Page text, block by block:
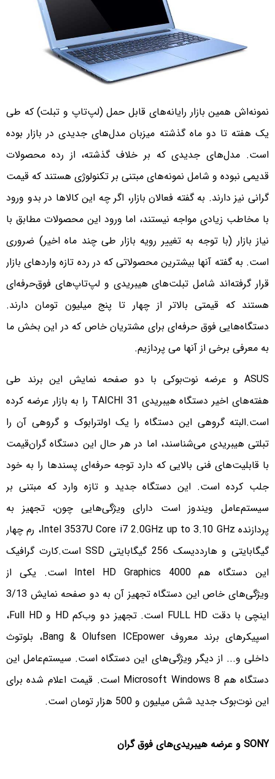
نمونه‌اش همین بازار رایانه‌های قابل حمل (لپ‌تاپ و تبلت) که طی
یک هفته تا دو ماه گذشته میزبان مدل‌های جدیدی در بازار بوده
است. مدل‌های جدیدی که بر خلاف گذشته، از رده محصولات
قدیمی نبوده و شامل نمونه‌های مبتنی بر تکنولوژی هستند که قیمت
گرانی نیز دارند. به گفته فعالان بازار، اگر چه این کالاها در بدو ورود
با مخاطب زیادی مواجه نیستند، اما ورود این محصولات مطابق با
نیاز بازار (با توجه به تغییر رویه بازار طی چند ماه اخیر) ضروری
است. به گفته آنها بیشترین محصولاتی که در رده تازه واردهای بازار
قرار گرفته‌اند شامل تبلت‌های هیبریدی و لپ‌تاپ‌های فوق‌حرفه‌ای
هستند که قیمتی بالاتر از چهار تا پنج میلیون تومان دارند.
دستگاه‌هایی فوق حرفه‌ای برای مشتریان خاص که در این بخش ما
به معرفی برخی از آنها می پردازیم.
ASUS و عرضه نوت‌بوکی با دو صفحه نمایش این برند طی
هفته‌های اخیر دستگاه هیبریدی TAICHI 31 را به بازار عرضه کرده
است.البته گروهی این دستگاه را یک اولترابوک و گروهی آن را
تبلتی هیبریدی می‌شناسند، اما در هر حال این دستگاه گران‌قیمت
با قابلیت‌های فنی بالایی که دارد توجه حرفه‌ای پسندها را به خود
جلب کرده است. این دستگاه جدید و تازه وارد که مبتنی بر
سیستم‌عامل ویندوز است دارای ویژگی‌هایی چون، تجهیز به
پردازنده Intel 3537U Core i7 2.0GHz up to 3.10 GHz، رم چهار
گیگابایتی و هارددیسک
256 گیگابایتی SSD است.کارت گرافیک
این دستگاه هم Intel HD Graphics 4000 است. یکی از
ویژگی‌های خاص این دستگاه تجهیز آن به دو صفحه نمایش 3/13
اینچی با دقت FULL HD است.
تجهیز دو وب‌کم HD و Full HD،
اسپیکرهای برند معروف Bang & Olufsen ICEpower، بلوتوث
داخلی و... از دیگر ویژگی‌های این دستگاه است. سیستم‌عامل این
دستگاه هم Microsoft Windows 8 است. قیمت اعلام شده برای
این نوت‌بوک جدید شش میلیون و 500 هزار تومان است.
SONY و عرضه هیبریدی‌های فوق گران